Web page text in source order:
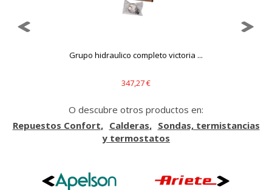
Grupo hidraulico completo victoria ...
347,27 €
O descubre otros productos en:
Repuestos Confort
Calderas
Sondas, termistancias
y termostatos
intereses y mostrarle anuncios relevantes en otros sitios.
que se basan en la identificación única de su navegador y
Cookies Utilizadas:
GUARDAR CONFIGURACIÓN
Puedes volver a configurar tus cookies desde la sección
"Configuración de cookies" al pie de la página. También puedes
consultar nuestrapolítica de cookies